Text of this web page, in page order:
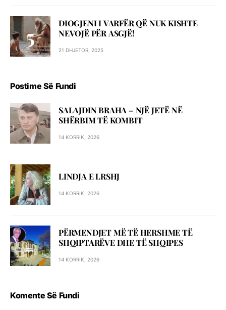
DIOGJENI I VARFËR QË NUK KISHTE
NEVOJË PËR ASGJË!
21 DHJETOR, 2025
Postime Së Fundi
SALAJDIN BRAHA – NJЁ JETЁ NЁ
SHЁRBIM TЁ KOMBIT
14 KORRIK, 2026
LINDJA E LRSHJ
14 KORRIK, 2026
PËRMENDJET MË TË HERSHME TË
SHQIPTARËVE DHE TË SHQIPES
14 KORRIK, 2026
Komente Së Fundi